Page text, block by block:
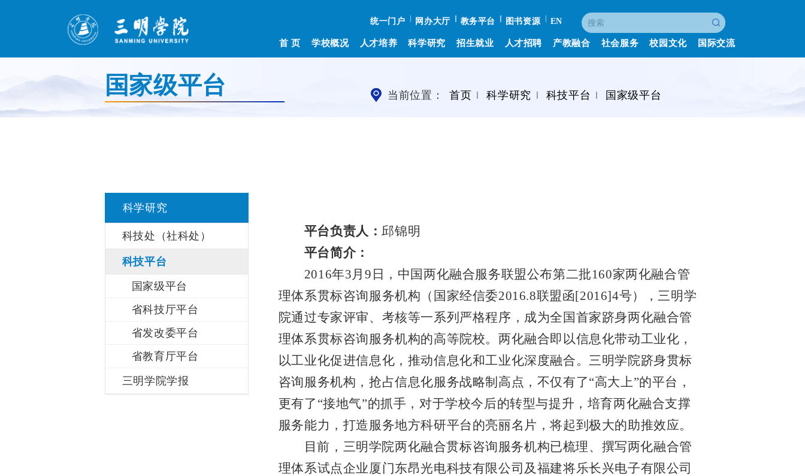
统一门户 网办大厅 教务平台 图书资源 EN
首 页 学校概况 人才培养 科学研究 招生就业 人才招聘 产教融合 社会服务 校园文化 国际交流
国家级平台 当前位置： 首页 科学研究 科技平台 国家级平台
科学研究
科技处（社科处）
科技平台
国家级平台
省科技厅平台
省发改委平台
省教育厅平台
三明学院学报
平台负责人：邱锦明
平台简介：
2016年3月 9 日 ，中国两化融合服务联盟公布第二批160家两化融合管
理体系贯标咨询服务机构（国家经信委2016.8联盟函[2016]4号），三明学
院通过专家评审、考核等一系列严格程序，成为全国首家跻身两化融合管
理体系贯标咨询服务机构的高等院校。两化融合即以信息化带动工业化，
以工业化促进信息化，推动信息化和工业化深度融合。三明学院跻身贯标
咨询服务机构，抢占信息化服务战略制高点，不仅有了“高大上”的平台，
更有了“接地气”的抓手，对于学校今后的转型与提升，培育两化融合支撑
服务能力，打造服务地方科研平台的亮丽名片，将起到极大的助推效应。
目前，三明学院两化融合贯标咨询服务机构已梳理、撰写两化融合管
理体系试点企业厦门东昂光电科技有限公司及福建将乐长兴电子有限公司